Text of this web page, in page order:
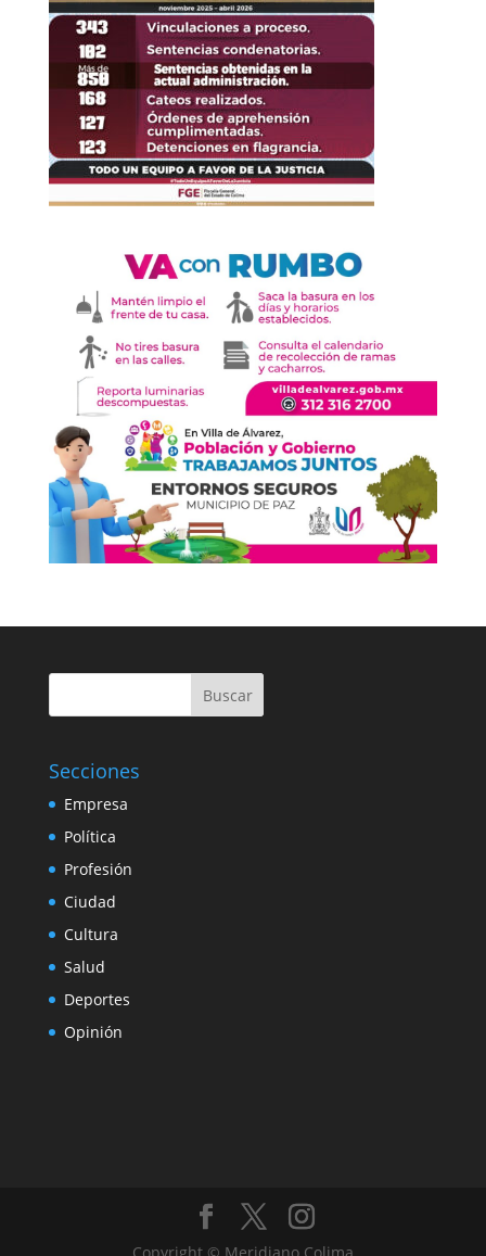
Buscar
Secciones
Empresa
Política
Profesión
Ciudad
Cultura
Salud
Deportes
Opinión